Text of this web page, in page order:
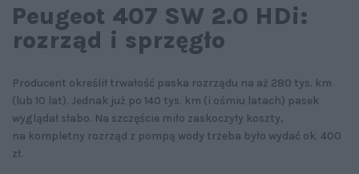
Peugeot 407 SW 2.0 HDi:
rozrząd i sprzęgło
Producent określił trwałość paska rozrządu na aż 280 tys. km
(lub 10 lat). Jednak już po 140 tys. km (i ośmiu latach) pasek
wyglądał słabo. Na szczęście miło zaskoczyły koszty,
na kompletny rozrząd z pompą wody trzeba było wydać ok. 400
zł.